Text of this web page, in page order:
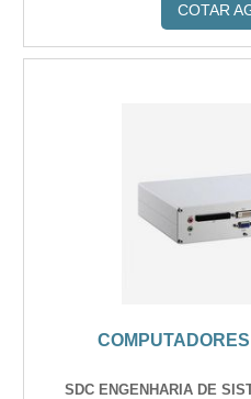
COTAR
SDC ENGENHARIA DE